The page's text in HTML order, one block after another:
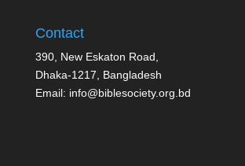
Contact
390, New Eskaton Road,
Dhaka-1217, Bangladesh
Email: info@biblesociety.org.bd